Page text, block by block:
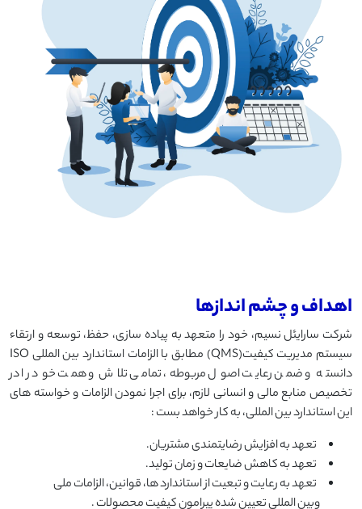
اهداف و چشم اندازها
شرکت سارایئل نسیم، خود را متعهد به پیاده سازی، حفظ، توسعه و ارتقاء
سیستم مدیریت کیفیت(QMS) مطابق با الزامات استاندارد بین المللی ISO
دانسته و ضمن رعایت اصول مربوطه، تمامی تلاش و همت خود را در
تخصیص منابع مالی و انسانی لازم، برای اجرا نمودن الزامات و خواسته های
این استاندارد بین المللی، به کار خواهد بست :
تعهد به افزایش رضایتمندی مشتریان.
تعهد به کاهش ضایعات و زمان تولید.
تعهد به رعایت و تبعیت از استاندارد ها، قوانین، الزامات ملی
وبین المللی تعیین شده پیرامون کیفیت محصولات .